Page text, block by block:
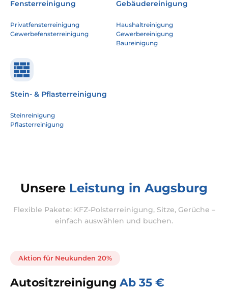
Fensterreinigung
Privatfensterreinigung
Gewerbefensterreinigung
Gebäudereinigung
Haushaltreinigung
Gewerbereinigung
Baureinigung
Stein- & Pflasterreinigung
Steinreinigung
Pflasterreinigung
Unsere Leistung in Augsburg
Flexible Pakete: KFZ-Polsterreinigung, Sitze, Gerüche –
einfach auswählen und buchen.
Aktion für Neukunden 20%
Autositzreinigung Ab 35 €